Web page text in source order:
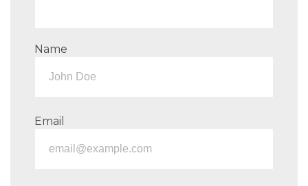
Name
Email